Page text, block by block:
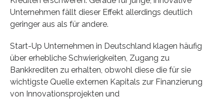
Unternehmen fällt dieser Effekt allerdings deutlich
geringer aus als für andere.
Start-Up Unternehmen in Deutschland klagen häufig
über erhebliche Schwierigkeiten, Zugang zu
Bankkrediten zu erhalten, obwohl diese die für sie
wichtigste Quelle externen Kapitals zur Finanzierung
von Innovationsprojekten und